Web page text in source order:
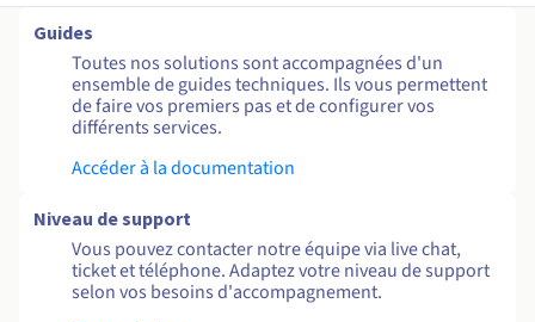
Guides
Toutes nos solutions sont accompagnées d'un
ensemble de guides techniques. Ils vous permettent
de faire vos premiers pas et de configurer vos
différents services.
Accéder à la documentation
Niveau de support
Vous pouvez contacter notre équipe via live chat,
ticket et téléphone. Adaptez votre niveau de support
selon vos besoins d'accompagnement.